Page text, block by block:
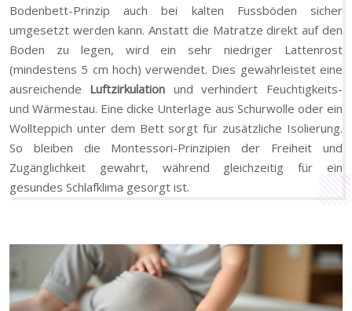
Bodenbett-Prinzip auch bei kalten Fussböden sicher
umgesetzt werden kann. Anstatt die Matratze direkt auf den
Boden zu legen, wird ein sehr niedriger Lattenrost
(mindestens 5 cm hoch) verwendet. Dies gewährleistet eine
ausreichende Luftzirkulation und verhindert Feuchtigkeits-
und Wärmestau. Eine dicke Unterlage aus Schurwolle oder ein
Wollteppich unter dem Bett sorgt für zusätzliche Isolierung.
So bleiben die Montessori-Prinzipien der Freiheit und
Zugänglichkeit gewahrt, während gleichzeitig für ein
gesundes Schlafklima gesorgt ist.